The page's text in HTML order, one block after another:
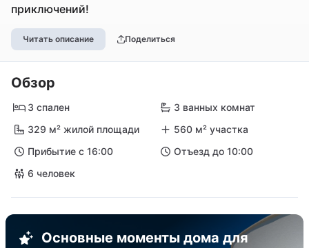
приключений!
Читать описание Поделиться
Обзор
3 спален
3 ванных комнат
329 м² жилой площади
560 м² участка
Прибытие с 16:00
Отъезд до 10:00
6 человек
Основные моменты дома для